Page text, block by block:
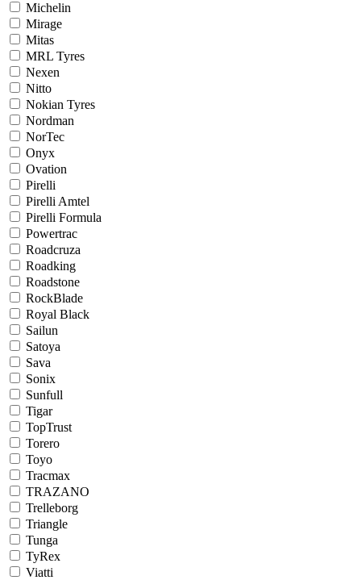
Michelin
Mirage
Mitas
MRL Tyres
Nexen
Nitto
Nokian Tyres
Nordman
NorTec
Onyx
Ovation
Pirelli
Pirelli Amtel
Pirelli Formula
Powertrac
Roadcruza
Roadking
Roadstone
RockBlade
Royal Black
Sailun
Satoya
Sava
Sonix
Sunfull
Tigar
TopTrust
Torero
Toyo
Tracmax
TRAZANO
Trelleborg
Triangle
Tunga
TyRex
Viatti